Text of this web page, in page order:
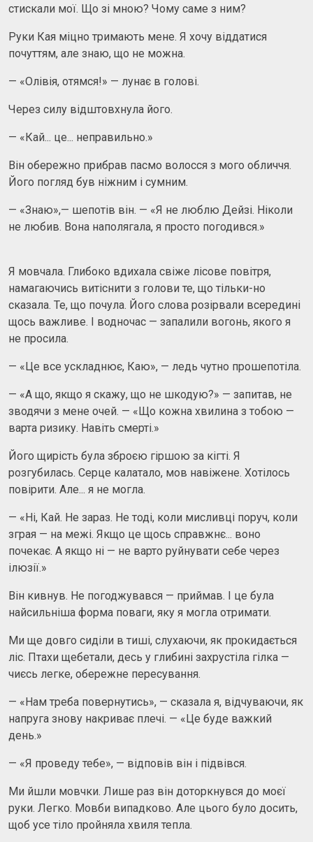
стискали мої. Що зі мною? Чому саме з ним?
Руки Кая міцно тримають мене. Я хочу віддатися
почуттям, але знаю, що не можна.
— «Олівія, отямся!» — лунає в голові.
Через силу відштовхнула його.
— «Кай... це... неправильно.»
Він обережно прибрав пасмо волосся з мого обличчя.
Його погляд був ніжним і сумним.
— «Знаю»,— шепотів він. — «Я не люблю Дейзі. Ніколи
не любив. Вона наполягала, я просто погодився.»
Я мовчала. Глибоко вдихала свіже лісове повітря,
намагаючись витіснити з голови те, що тільки-но
сказала. Те, що почула. Його слова розірвали всередині
щось важливе. І водночас — запалили вогонь, якого я
не просила.
— «Це все ускладнює, Каю», — ледь чутно прошепотіла.
— «А що, якщо я скажу, що не шкодую?» — запитав, не
зводячи з мене очей. — «Що кожна хвилина з тобою —
варта ризику. Навіть смерті.»
Його щирість була зброєю гіршою за кігті. Я
розгубилась. Серце калатало, мов навіжене. Хотілось
повірити. Але... я не могла.
— «Ні, Кай. Не зараз. Не тоді, коли мисливці поруч, коли
зграя — на межі. Якщо це щось справжнє... воно
почекає. А якщо ні — не варто руйнувати себе через
ілюзії.»
Він кивнув. Не погоджувався — приймав. І це була
найсильніша форма поваги, яку я могла отримати.
Ми ще довго сиділи в тиші, слухаючи, як прокидається
ліс. Птахи щебетали, десь у глибині захрустіла гілка —
чиєсь легке, обережне пересування.
— «Нам треба повернутись», — сказала я, відчуваючи, як
напруга знову накриває плечі. — «Це буде важкий
день.»
— «Я проведу тебе», — відповів він і підвівся.
Ми йшли мовчки. Лише раз він доторкнувся до моєї
руки. Легко. Мовби випадково. Але цього було досить,
щоб усе тіло пройняла хвиля тепла.